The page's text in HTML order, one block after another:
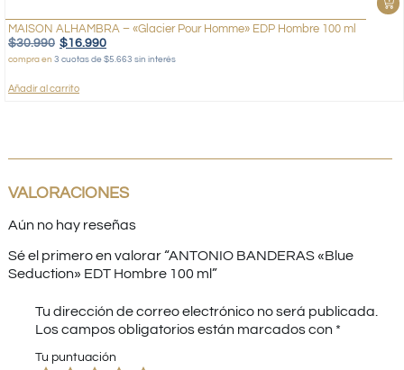
MAISON ALHAMBRA – «Glacier Pour Homme» EDP Hombre 100 ml
$30.990 $16.990
compra en 3 cuotas de $5.663 sin interés
Añadir al carrito
VALORACIONES
Aún no hay reseñas
Sé el primero en valorar “ANTONIO BANDERAS «Blue
Seduction» EDT Hombre 100 ml”
Tu dirección de correo electrónico no será publicada.
Los campos obligatorios están marcados con *
Tu puntuación